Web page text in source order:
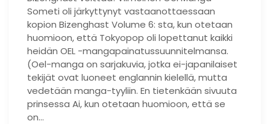
Someti oli järkyttynyt vastaanottaessaan
kopion Bizenghast Volume 6: sta, kun otetaan
huomioon, että Tokyopop oli lopettanut kaikki
heidän OEL -mangapainatussuunnitelmansa.
(Oel-manga on sarjakuvia, jotka ei-japanilaiset
tekijät ovat luoneet englannin kielellä, mutta
vedetään manga-tyyliin. En tietenkään sivuuta
prinsessa Ai, kun otetaan huomioon, että se
on…